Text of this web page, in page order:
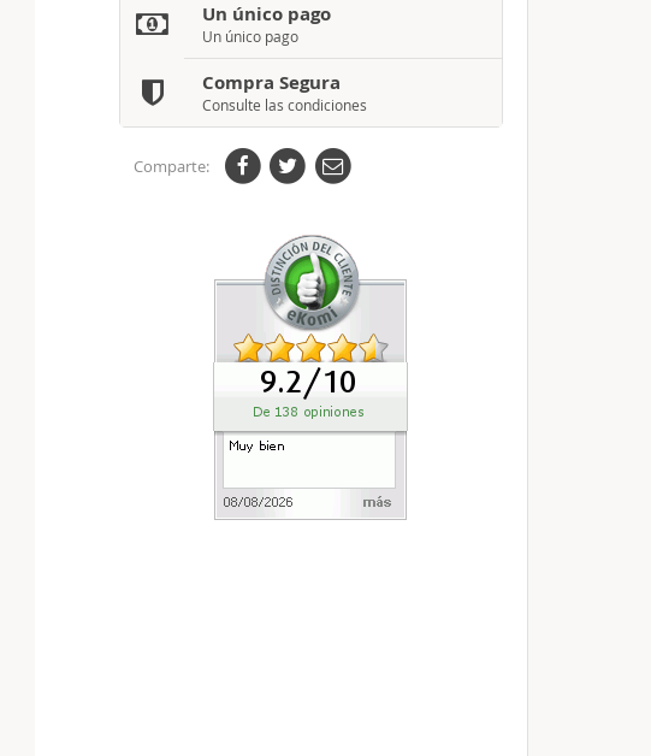
Un único pago
Un único pago
Compra Segura
Consulte las condiciones
Comparte: